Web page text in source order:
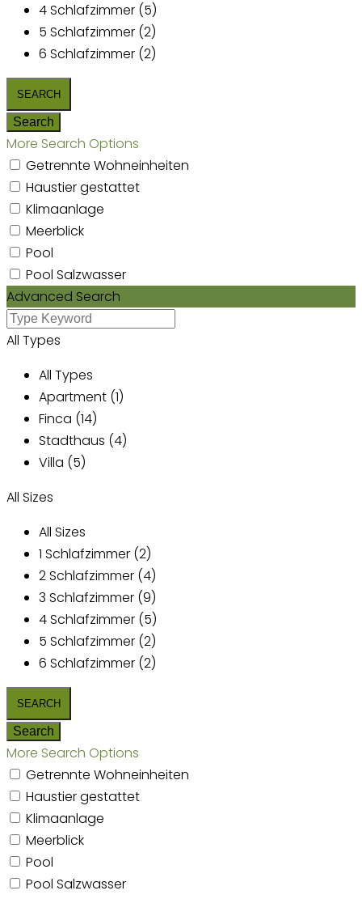
4 Schlafzimmer (5)
5 Schlafzimmer (2)
6 Schlafzimmer (2)
More Search Options
Getrennte Wohneinheiten
Haustier gestattet
Klimaanlage
Meerblick
Pool
Pool Salzwasser
Advanced Search
All Types
All Types
Apartment (1)
Finca (14)
Stadthaus (4)
Villa (5)
All Sizes
All Sizes
1 Schlafzimmer (2)
2 Schlafzimmer (4)
3 Schlafzimmer (9)
4 Schlafzimmer (5)
5 Schlafzimmer (2)
6 Schlafzimmer (2)
More Search Options
Getrennte Wohneinheiten
Haustier gestattet
Klimaanlage
Meerblick
Pool
Pool Salzwasser